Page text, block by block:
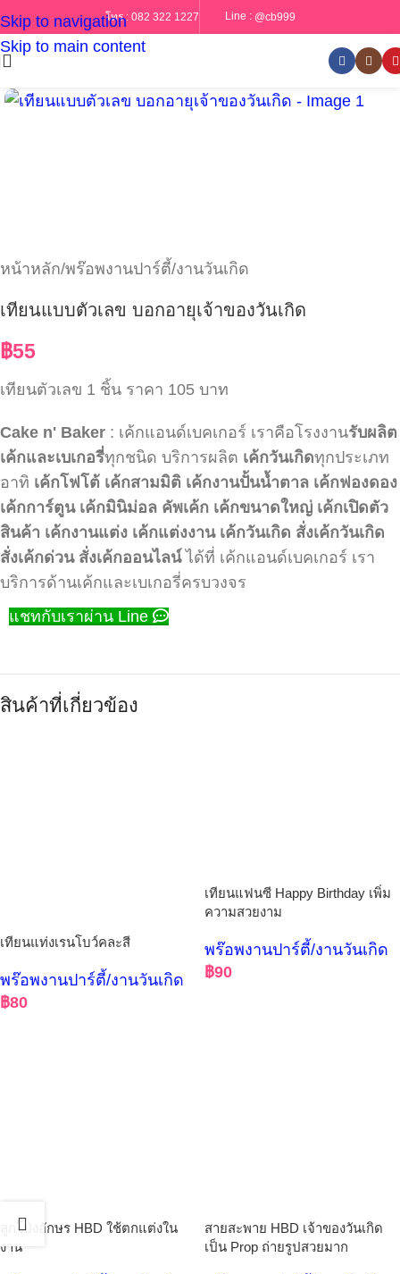
Skip to navigation
Skip to main content
โทร : 082 322 1227 Line : @cb999
หน้าหลัก/พร๊อพงานปาร์ตี้/งานวันเกิด
เทียนแบบตัวเลข บอกอายุเจ้าของวันเกิด
฿55
เทียนตัวเลข 1 ชิ้น ราคา 105 บาท
Cake n' Baker : เค้กแอนด์เบคเกอร์ เราคือโรงงานรับผลิต
เค้กและเบเกอรี่ทุกชนิด บริการผลิต เค้กวันเกิดทุกประเภท
อาทิ เค้กโฟโต้ เค้กสามมิติ เค้กงานปั้นน้ำตาล เค้กฟองดอง
เค้กการ์ตูน เค้กมินิม่อล คัพเค้ก เค้กขนาดใหญ่ เค้กเปิดตัว
สินค้า เค้กงานแต่ง เค้กแต่งงาน เค้กวันเกิด สั่งเค้กวันเกิด
สั่งเค้กด่วน สั่งเค้กออนไลน์ได้ที่ เค้กแอนด์เบคเกอร์ เรา
บริการด้านเค้กและเบเกอรี่ครบวงจร
แชทกับเราผ่าน Line
สินค้าที่เกี่ยวข้อง
เทียนแท่งเรนโบว์คละสี
พร๊อพงานปาร์ตี้/งานวันเกิด
฿80
เทียนแฟนซี Happy Birthday เพิ่ม
ความสวยงาม
พร๊อพงานปาร์ตี้/งานวันเกิด
฿90
ลูกโป่งอักษร HBD ใช้ตกแต่งใน
งาน
สายสะพาย HBD เจ้าของวันเกิด
เป็น Prop ถ่ายรูปสวยมาก